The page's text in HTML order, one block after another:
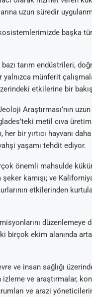
uzun süredir
başka
bazı tarım endüstrileri,
yalnızca münferit
etkilerine bir
Araştırması’nın
metil cıva
bir yırtıcı hayvanı
yaşamı tehdit ediyor.
önemli mahsulde
şeker kamışı; ve
etkilerinden
birçok ekim alanında
ve insan sağlığı
izleme ve araştırmalar,
ve arazi